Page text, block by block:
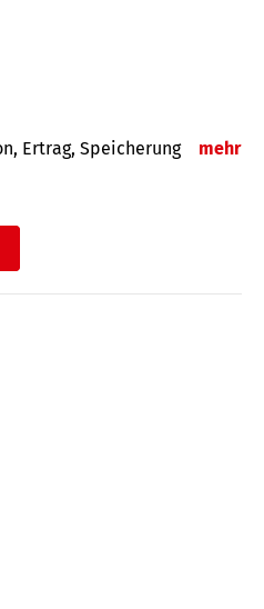
Ertrag, Speicherung mehr